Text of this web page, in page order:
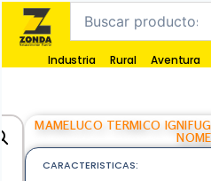
Industria Rural Aventura
MAMELUCO TERMICO
CARACTERISTICAS: